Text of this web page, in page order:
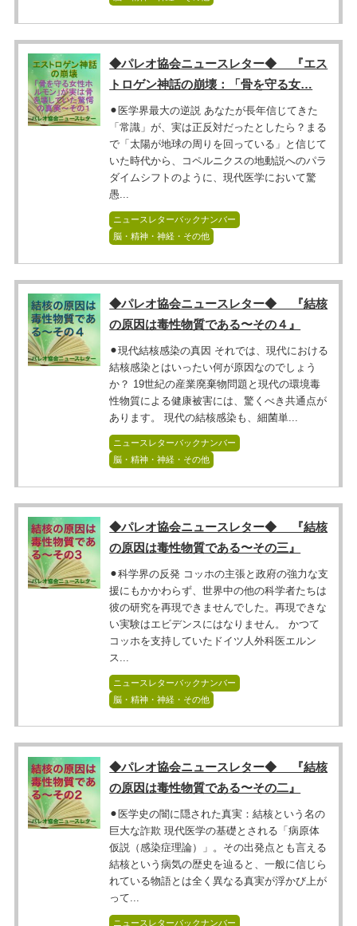
◆パレオ協会ニュースレター◆ 『エス
トロゲン神話の崩壊：「骨を守る女…
⚫︎医学界最大の逆説 あなたが長年信じてきた
「常識」が、実は正反対だったとしたら？まる
で「太陽が地球の周りを回っている」と信じて
いた時代から、コペルニクスの地動説へのパラ
ダイムシフトのように、現代医学において驚
愚...
ニュースレターバックナンバー
脳・精神・神経・その他
◆パレオ協会ニュースレター◆ 『結核
の原因は毒性物質である〜その４』
⚫︎現代結核感染の真因 それでは、現代における
結核感染とはいったい何が原因なのでしょう
か？ 19世紀の産業廃棄物問題と現代の環境毒
性物質による健康被害には、驚くべき共通点が
あります。 現代の結核感染も、細菌単...
ニュースレターバックナンバー
脳・精神・神経・その他
◆パレオ協会ニュースレター◆ 『結核
の原因は毒性物質である〜その三』
⚫︎科学界の反発 コッホの主張と政府の強力な支
援にもかかわらず、世界中の他の科学者たちは
彼の研究を再現できませんでした。再現できな
い実験はエビデンスにはなりません。 かつて
コッホを支持していたドイツ人外科医エルン
ス...
ニュースレターバックナンバー
脳・精神・神経・その他
◆パレオ協会ニュースレター◆ 『結核
の原因は毒性物質である〜その二』
⚫︎医学史の闇に隠された真実：結核という名の
巨大な詐欺 現代医学の基礎とされる「病原体
仮説（感染症理論）」。その出発点とも言える
結核という病気の歴史を辿ると、一般に信じら
れている物語とは全く異なる真実が浮かび上が
って...
ニュースレターバックナンバー